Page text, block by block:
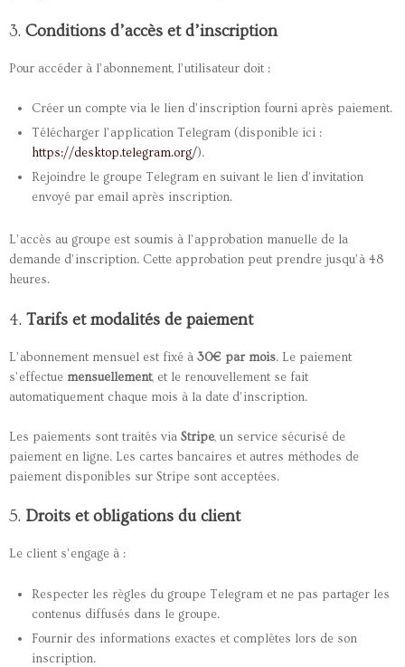
3. Conditions d’accès et d’inscription
Pour accéder à l’abonnement, l’utilisateur doit :
Créer un compte via le lien d’inscription fourni après paiement.
Télécharger l’application Telegram (disponible ici :
https://desktop.telegram.org/).
Rejoindre le groupe Telegram en suivant le lien d’invitation
envoyé par email après inscription.
L’accès au groupe est soumis à l’approbation manuelle de la
demande d’inscription. Cette approbation peut prendre jusqu’à 48
heures.
4. Tarifs et modalités de paiement
L’abonnement mensuel est fixé à 30€ par mois. Le paiement
s’effectue mensuellement, et le renouvellement se fait
automatiquement chaque mois à la date d’inscription.
Les paiements sont traités via Stripe, un service sécurisé de
paiement en ligne. Les cartes bancaires et autres méthodes de
paiement disponibles sur Stripe sont acceptées.
5. Droits et obligations du client
Le client s’engage à :
Respecter les règles du groupe Telegram et ne pas partager les
contenus diffusés dans le groupe.
Fournir des informations exactes et complètes lors de son
inscription.